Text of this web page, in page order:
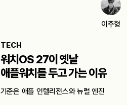
이주형
TECH
워치OS 27이 옛날
애플워치를 두고 가는 이유
기준은 애플 인텔리전스와 뉴럴 엔진